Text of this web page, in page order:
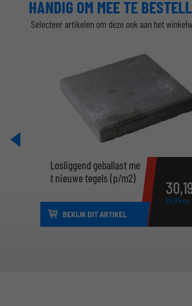
HANDIG OM MEE TE
Selecteer artikelen om deze ook aan het
Losliggend geballast me
t nieuwe tegels (p/m2)
30,
24,95 ex.
BEKIJK DIT ARTIKEL